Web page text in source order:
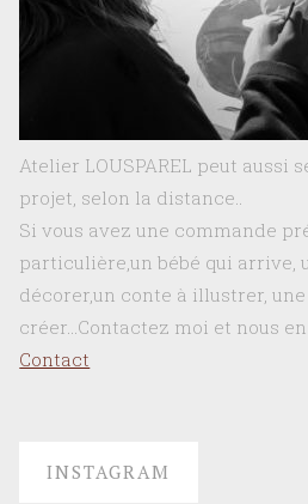
Atelier LOUSPAREL peut aussi
projet, selon la distance..
Si vous avez une commande
particulière,un bébé qui arrive,
décorer,un conte à illustrer,
créer…Contactez moi et nous
Contact
INSTAGRAM